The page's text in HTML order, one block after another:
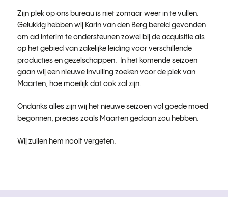
Zijn plek op ons bureau is niet zomaar weer in te vullen.
Gelukkig hebben wij Karin van den Berg bereid gevonden
om ad interim te ondersteunen zowel bij de acquisitie als
op het gebied van zakelijke leiding voor verschillende
producties en gezelschappen. In het komende seizoen
gaan wij een nieuwe invulling zoeken voor de plek van
Maarten, hoe moeilijk dat ook zal zijn.
Ondanks alles zijn wij het nieuwe seizoen vol goede moed
begonnen, precies zoals Maarten gedaan zou hebben.
Wij zullen hem nooit vergeten.